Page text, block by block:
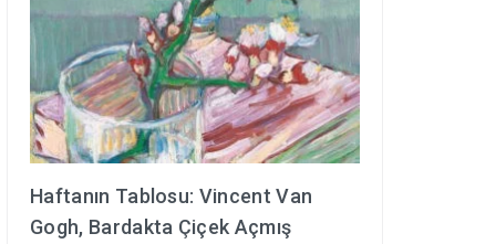
Haftanın Tablosu: Vincent Van
Gogh, Bardakta Çiçek Açmış